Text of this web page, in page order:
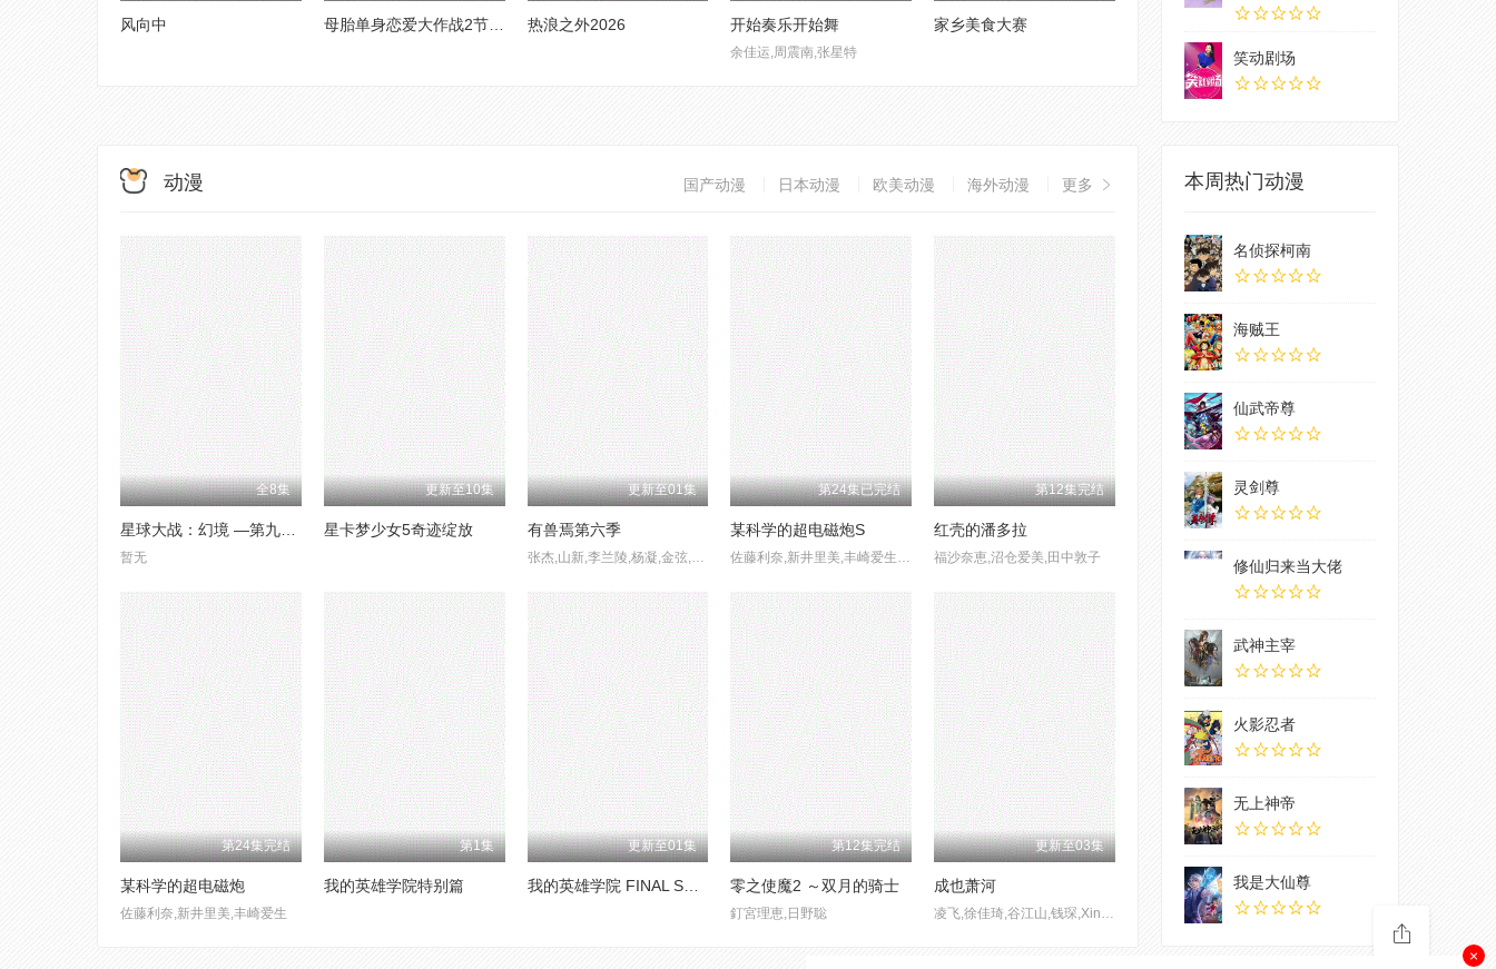
风向中 母胎单身恋爱大作战2节目售后 热浪之外2026 开始奏乐开始舞
余佳运,周震南,张星特
家乡美食大赛
笑动剧场
更多
动漫 国产动漫 日本动漫 欧美动漫 海外动漫
全8集
暂无
更新至10集
星卡梦少女5奇迹绽放
更新至01集
有兽焉第六季
张杰,山新,李兰陵,杨凝,金弦,孙睿扬,沈依杭
第24集已完结
某科学的超电磁炮S
佐藤利奈,新井里美,丰崎爱生内荣治
第12集完结
红壳的潘多拉
福沙奈恵,沼仓爱美,田中敦子
第24集完结
某科学的超电磁炮
佐藤利奈,新井里美,丰崎爱生
第1集
我的英雄学院特别篇
更新至01集
我的英雄学院 FINAL SEASON 特别篇
第12集完结
零之使魔2 ～双月的骑士
釘宮理恵,日野聡
更新至03集
成也萧河
凌飞,徐佳琦,谷江山,钱琛,Xing Chao,赵熠彤,孙路路,姜秋再
本周热门动漫
名侦探柯南
海贼王
仙武帝尊
灵剑尊
修仙归来当大佬
武神主宰
火影忍者
无上神帝
我是大仙尊
×